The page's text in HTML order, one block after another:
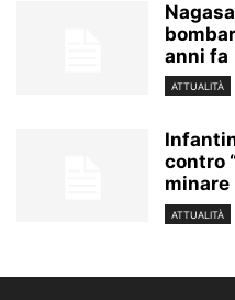
anni fa
ATTUALITÀ
contro
minare
ATTUALITÀ